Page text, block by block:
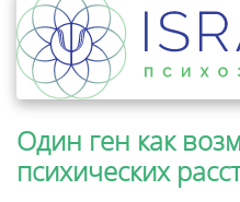
Один ген как
психических